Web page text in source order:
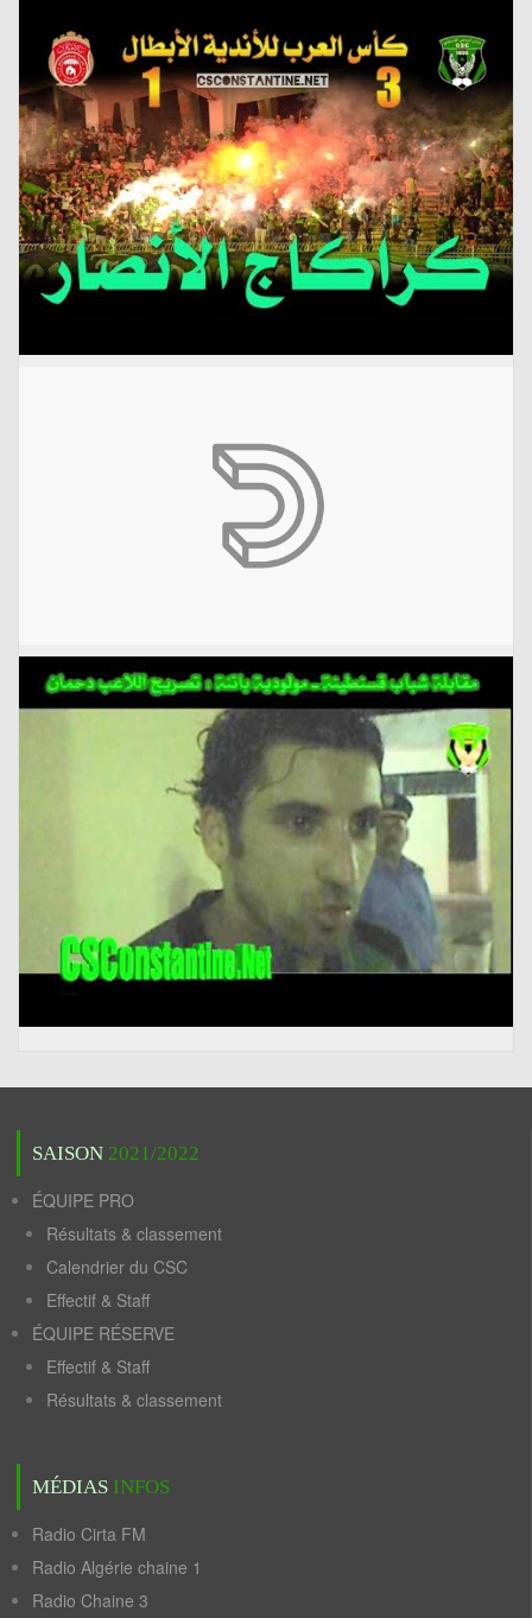
SAISON 2021/2022
ÉQUIPE PRO
Résultats & classement
Calendrier du CSC
Effectif & Staff
ÉQUIPE RÉSERVE
Effectif & Staff
Résultats & classement
MÉDIAS INFOS
Radio Cirta FM
Radio Algérie chaine 1
Radio Chaine 3